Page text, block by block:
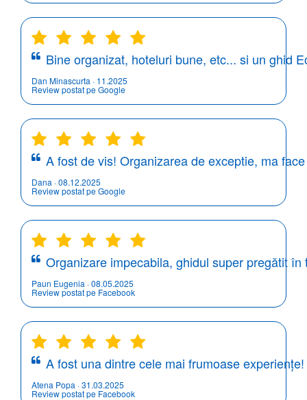
Bine organizat, hoteluri bune, etc... si un ghid
Dan Minascurta · 11.2025
Review postat pe Google
A fost de vis! Organizarea de exceptie, ma
Dana · 08.12.2025
Review postat pe Google
Organizare impecabila, ghidul super pregătit
Paun Eugenia · 08.05.2025
Review postat pe Facebook
A fost una dintre cele mai frumoase
Atena Popa · 31.03.2025
Review postat pe Facebook